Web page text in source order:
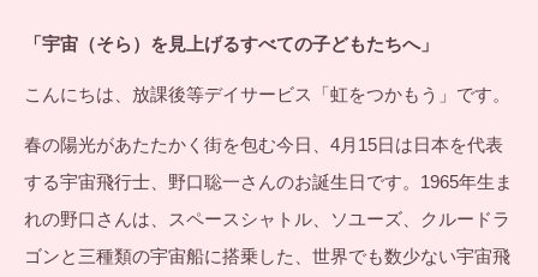
「宇宙（そら）を見上げるすべての子どもたちへ」
こんにちは、放課後等デイサービス「虹をつかもう」です。
春の陽光があたたかく街を包む今日、4月15日は日本を代表
する宇宙飛行士、野口聡一さんのお誕生日です。1965年生ま
れの野口さんは、スペースシャトル、ソユーズ、クルードラ
ゴンと三種類の宇宙船に搭乗した、世界でも数少ない宇宙飛